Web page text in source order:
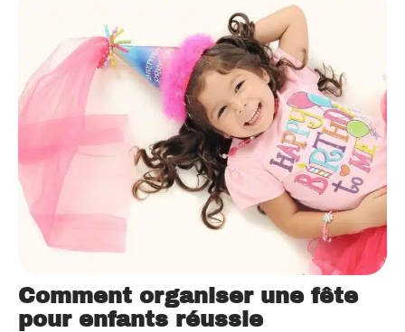
Comment organiser une fête
pour enfants réussie